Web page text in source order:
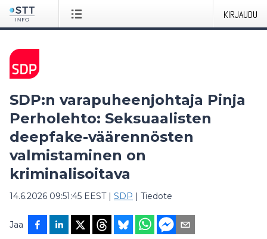
KIRJAUDU
SDP:n varapuheenjohtaja Pinja
Perholehto: Seksuaalisten
deepfake-väärennösten
valmistaminen on
kriminalisoitava
14.6.2026 09:51:45 EEST| SDP | Tiedote
Jaa